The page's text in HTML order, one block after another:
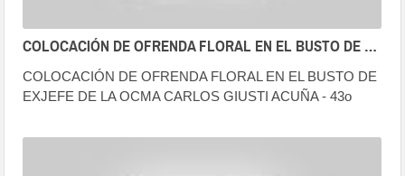
COLOCACIÓN DE OFRENDA FLORAL EN EL BUSTO DE EXJEFE DE LA OCMA CARLOS GIUSTI ACUÑA.
COLOCACIÓN DE OFRENDA FLORAL EN EL BUSTO DE
EXJEFE DE LA OCMA CARLOS GIUSTI ACUÑA - 43o